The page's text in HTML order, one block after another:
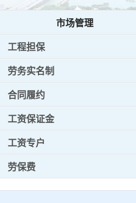
市场管理
工程担保
劳务实名制
合同履约
工资保证金
工资专户
劳保费